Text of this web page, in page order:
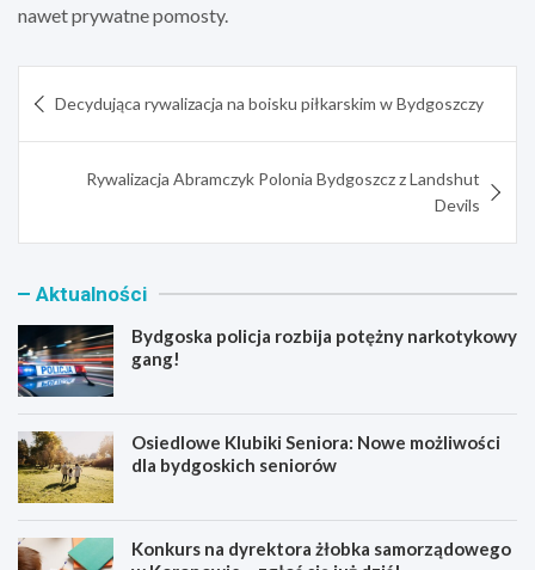
nawet prywatne pomosty.
wpisu
Decydująca rywalizacja na boisku piłkarskim w Bydgoszczy
Rywalizacja Abramczyk Polonia Bydgoszcz z Landshut
Devils
Aktualności
Bydgoska policja rozbija potężny narkotykowy
gang!
Osiedlowe Klubiki Seniora: Nowe możliwości
dla bydgoskich seniorów
Konkurs na dyrektora żłobka samorządowego